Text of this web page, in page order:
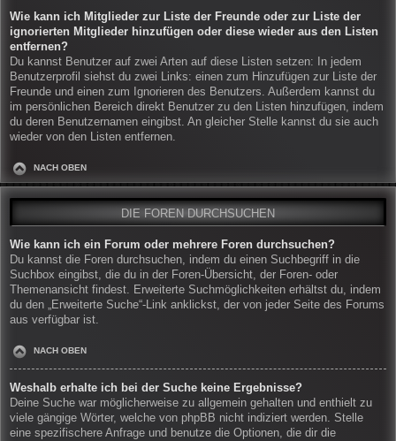
Wie kann ich Mitglieder zur Liste der Freunde oder zur Liste der
ignorierten Mitglieder hinzufügen oder diese wieder aus den Listen
entfernen?
Du kannst Benutzer auf zwei Arten auf diese Listen setzen: In jedem
Benutzerprofil siehst du zwei Links: einen zum Hinzufügen zur Liste der
Freunde und einen zum Ignorieren des Benutzers. Außerdem kannst du
im persönlichen Bereich direkt Benutzer zu den Listen hinzufügen, indem
du deren Benutzernamen eingibst. An gleicher Stelle kannst du sie auch
wieder von den Listen entfernen.
NACH OBEN
DIE FOREN DURCHSUCHEN
Wie kann ich ein Forum oder mehrere Foren durchsuchen?
Du kannst die Foren durchsuchen, indem du einen Suchbegriff in die
Suchbox eingibst, die du in der Foren-Übersicht, der Foren- oder
Themenansicht findest. Erweiterte Suchmöglichkeiten erhältst du, indem
du den „Erweiterte Suche“-Link anklickst, der von jeder Seite des Forums
aus verfügbar ist.
NACH OBEN
Weshalb erhalte ich bei der Suche keine Ergebnisse?
Deine Suche war möglicherweise zu allgemein gehalten und enthielt zu
viele gängige Wörter, welche von phpBB nicht indiziert werden. Stelle
eine spezifischere Anfrage und benutze die Optionen, die dir die